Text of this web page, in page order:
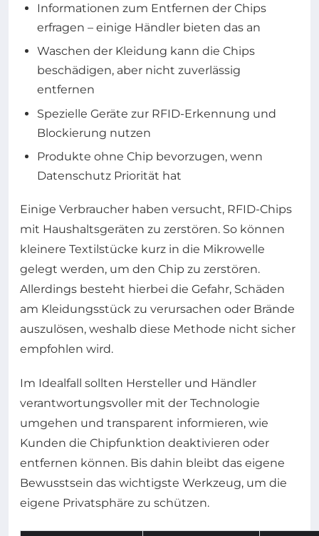
Informationen zum Entfernen der Chips
erfragen – einige Händler bieten das an
Waschen der Kleidung kann die Chips
beschädigen, aber nicht zuverlässig
entfernen
Spezielle Geräte zur RFID-Erkennung und
Blockierung nutzen
Produkte ohne Chip bevorzugen, wenn
Datenschutz Priorität hat
Einige Verbraucher haben versucht, RFID-Chips
mit Haushaltsgeräten zu zerstören. So können
kleinere Textilstücke kurz in die Mikrowelle
gelegt werden, um den Chip zu zerstören.
Allerdings besteht hierbei die Gefahr, Schäden
am Kleidungsstück zu verursachen oder Brände
auszulösen, weshalb diese Methode nicht sicher
empfohlen wird.
Im Idealfall sollten Hersteller und Händler
verantwortungsvoller mit der Technologie
umgehen und transparent informieren, wie
Kunden die Chipfunktion deaktivieren oder
entfernen können. Bis dahin bleibt das eigene
Bewusstsein das wichtigste Werkzeug, um die
eigene Privatsphäre zu schützen.